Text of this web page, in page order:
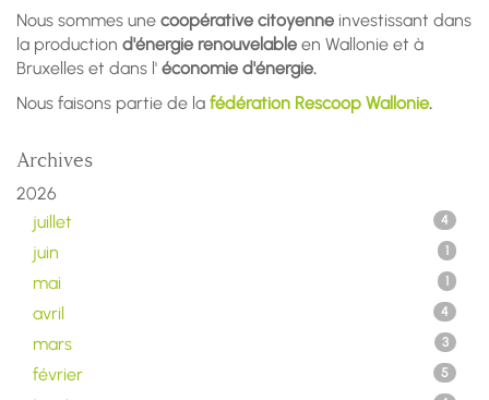
Nous sommes une coopérative citoyenne investissant dans
la production d'énergie renouvelable en Wallonie et à
Bruxelles et dans l' économie d'énergie.
Nous faisons partie de la fédération Rescoop Wallonie.
Archives
2026
juillet
4
juin 1
mai 1
avril 4
mars 3
février 5